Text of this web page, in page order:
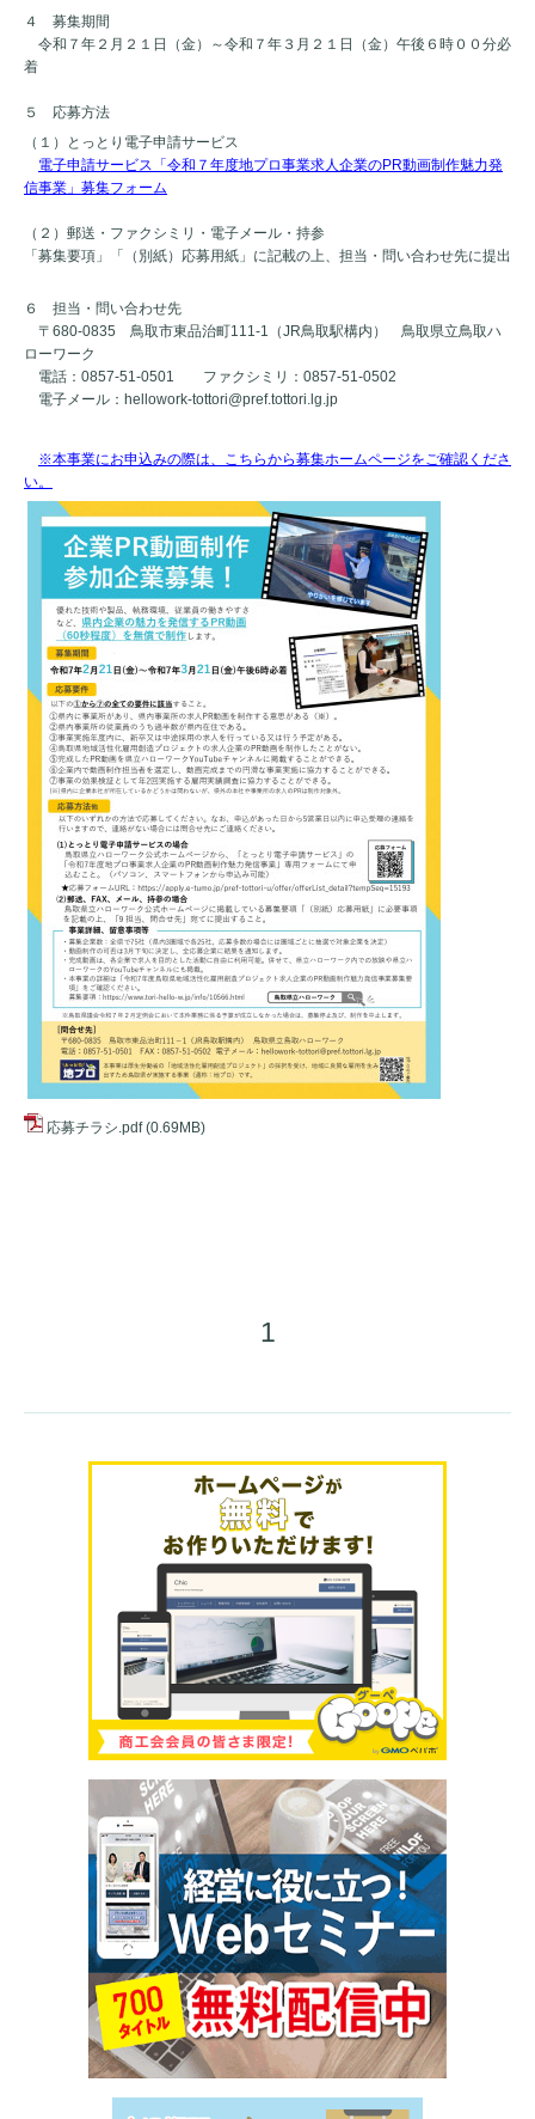
４ 募集期間
令和７年２月２１日（金）～令和７年３月２１日（金）午後６時００分必
着
５ 応募方法
（１）とっとり電子申請サービス
電子申請サービス「令和７年度地プロ事業求人企業のPR動画制作魅力発
信事業」募集フォーム
（２）郵送・ファクシミリ・電子メール・持参
「募集要項」「（別紙）応募用紙」に記載の上、担当・問い合わせ先に提出
６ 担当・問い合わせ先
〒 680-0835 鳥取市東品治町111-1 （JR鳥取駅構内） 鳥取県立鳥取ハ
ローワーク
電話： 0857-51-0501 ファクシミリ： 0857-51-0502
電子メール： hellowork-tottori@pref.tottori.lg.jp
※本事業にお申込みの際は、こちらから募集ホームページをご確認くださ
い。
応募チラシ.pdf (0.69MB)
1